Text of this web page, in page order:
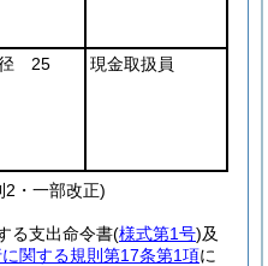
25 現金取扱員
・一部改正)
る支出命令書(様式第1号)及
関する規則第17条第1項に